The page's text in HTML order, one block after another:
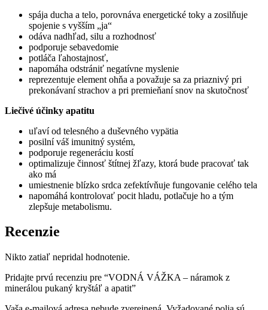
spája ducha a telo, porovnáva energetické toky a zosilňuje
spojenie s vyšším „ja“
odáva nadhľad, silu a rozhodnosť
podporuje sebavedomie
potláča ľahostajnosť,
napomáha odstrániť negatívne myslenie
reprezentuje element ohňa a považuje sa za priaznivý pri
prekonávaní strachov a pri premieňaní snov na skutočnosť
Liečivé účinky apatitu
uľaví od telesného a duševného vypätia
posilní váš imunitný systém,
podporuje regeneráciu kostí
optimalizuje činnosť štítnej žľazy, ktorá bude pracovať tak
ako má
umiestnenie blízko srdca zefektívňuje fungovanie celého tela
napomáhá kontrolovať pocit hladu, potlačuje ho a tým
zlepšuje metabolismu.
Recenzie
Nikto zatiaľ nepridal hodnotenie.
Pridajte prvú recenziu pre “VODNÁ VÁŽKA – náramok z
minerálou pukaný kryštáľ a apatit”